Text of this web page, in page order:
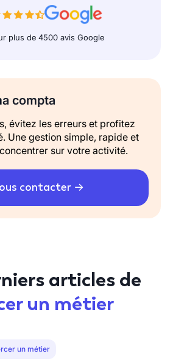
plus de 4500 avis Google
compta
évitez les erreurs et profitez
Une gestion simple, rapide et
sur votre activité.
contacter
articles de
un métier
un métier